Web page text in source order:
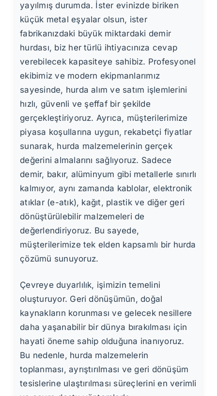
yayılmış durumda. İster evinizde biriken
küçük metal eşyalar olsun, ister
fabrikanızdaki büyük miktardaki demir
hurdası, biz her türlü ihtiyacınıza cevap
verebilecek kapasiteye sahibiz. Profesyonel
ekibimiz ve modern ekipmanlarımız
sayesinde, hurda alım ve satım işlemlerini
hızlı, güvenli ve şeffaf bir şekilde
gerçekleştiriyoruz. Ayrıca, müşterilerimize
piyasa koşullarına uygun, rekabetçi fiyatlar
sunarak, hurda malzemelerinin gerçek
değerini almalarını sağlıyoruz. Sadece
demir, bakır, alüminyum gibi metallerle sınırlı
kalmıyor, aynı zamanda kablolar, elektronik
atıklar (e-atık), kağıt, plastik ve diğer geri
dönüştürülebilir malzemeleri de
değerlendiriyoruz. Bu sayede,
müşterilerimize tek elden kapsamlı bir hurda
çözümü sunuyoruz.
Çevreye duyarlılık, işimizin temelini
oluşturuyor. Geri dönüşümün, doğal
kaynakların korunması ve gelecek nesillere
daha yaşanabilir bir dünya bırakılması için
hayati öneme sahip olduğuna inanıyoruz.
Bu nedenle, hurda malzemelerin
toplanması, ayrıştırılması ve geri dönüşüm
tesislerine ulaştırılması süreçlerini en verimli